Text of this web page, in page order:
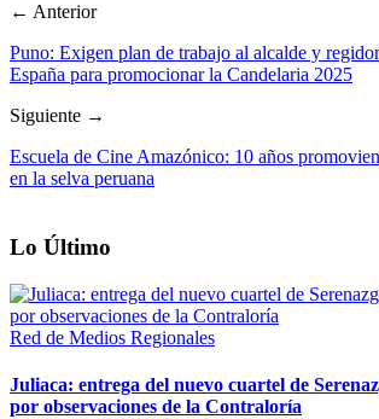
← Anterior
Puno: Exigen plan de trabajo al alcalde y
España para promocionar la Candelaria 2025
Siguiente →
Escuela de Cine Amazónico: 10 años
en la selva peruana
Lo Último
Red de Medios Regionales
Juliaca: entrega del nuevo cuartel de
por observaciones de la Contraloría